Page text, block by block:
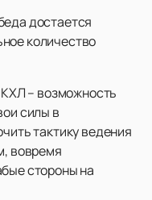
достается
количество
– возможность
силы в
тактику ведения
вовремя
стороны на